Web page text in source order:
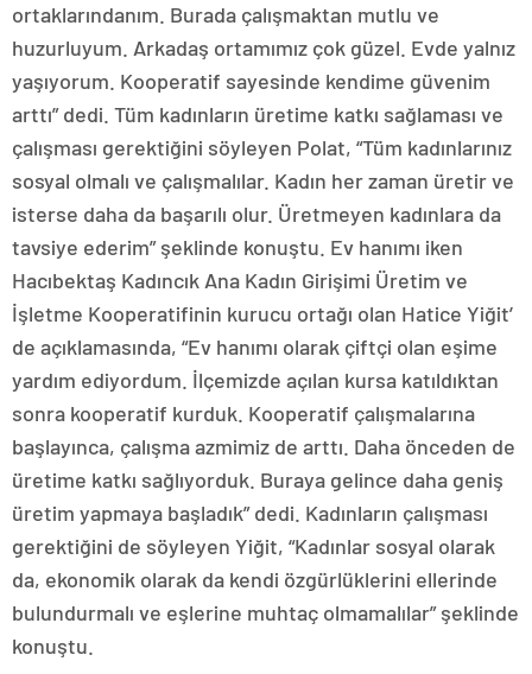
ortaklarındanım. Burada çalışmaktan mutlu ve
huzurluyum. Arkadaş ortamımız çok güzel. Evde yalnız
yaşıyorum. Kooperatif sayesinde kendime güvenim
arttı” dedi. Tüm kadınların üretime katkı sağlaması ve
çalışması gerektiğini söyleyen Polat, “Tüm kadınlarınız
sosyal olmalı ve çalışmalılar. Kadın her zaman üretir ve
isterse daha da başarılı olur. Üretmeyen kadınlara da
tavsiye ederim” şeklinde konuştu. Ev hanımı iken
Hacıbektaş Kadıncık Ana Kadın Girişimi Üretim ve
İşletme Kooperatifinin kurucu ortağı olan Hatice Yiğit’
de açıklamasında, “Ev hanımı olarak çiftçi olan eşime
yardım ediyordum. İlçemizde açılan kursa katıldıktan
sonra kooperatif kurduk. Kooperatif çalışmalarına
başlayınca, çalışma azmimiz de arttı. Daha önceden de
üretime katkı sağlıyorduk. Buraya gelince daha geniş
üretim yapmaya başladık” dedi. Kadınların çalışması
gerektiğini de söyleyen Yiğit, “Kadınlar sosyal olarak
da, ekonomik olarak da kendi özgürlüklerini ellerinde
bulundurmalı ve eşlerine muhtaç olmamalılar” şeklinde
konuştu.